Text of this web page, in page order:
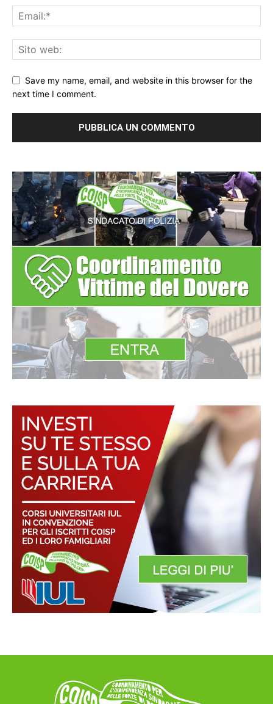
Save my name, email, and website in this browser for the
next time I comment.